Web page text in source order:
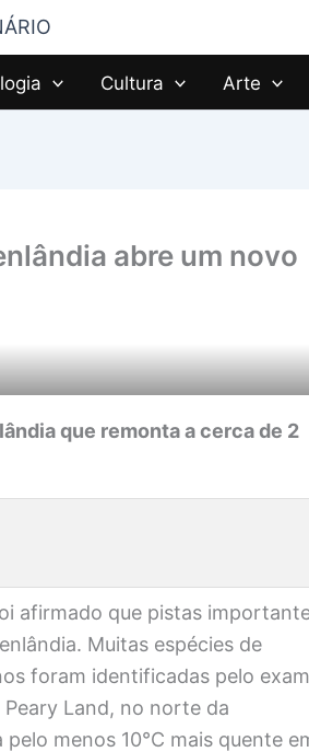
Cultura Arte
abre um novo
que remonta a cerca de 2
afirmado que pistas
Muitas espécies de
foram identificadas pelo
Land, no norte da
menos 10°C mais quente